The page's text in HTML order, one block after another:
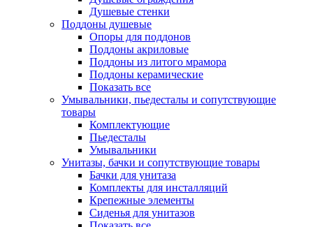
Душевые стенки
Поддоны душевые
Опоры для поддонов
Поддоны акриловые
Поддоны из литого мрамора
Поддоны керамические
Показать все
Умывальники, пьедесталы и сопутствующие
товары
Комплектующие
Пьедесталы
Умывальники
Унитазы, бачки и сопутствующие товары
Бачки для унитаза
Комплекты для инсталляций
Крепежные элементы
Сиденья для унитазов